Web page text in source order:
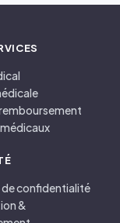
confidentialité
&